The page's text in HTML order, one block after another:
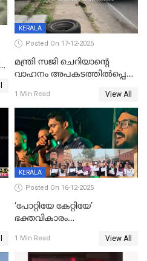
KERALA
Posted On 17-12-2025
മന്ത്രി സജി ചെറിയാന്റെ
വാഹനം അപകടത്തിൽപ്പെട്ടു;
രക്ഷപ്പെട്ടത് തലനാരിടയ്ക്ക്
1 Min Read View All
KERALA
Posted On 16-12-2025
‘പോറ്റിയേ കേറ്റിയേ’
ഭക്തവികാരം
ഡിജിപിക്ക് പരാതി; ശക്തമായ
നടപടി വേണമെന്നു
1 Min Read View All